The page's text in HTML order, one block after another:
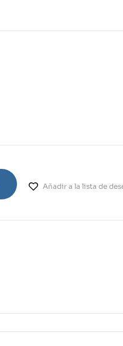
Añadir a la lista de